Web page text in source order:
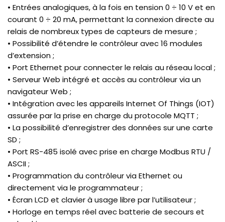
• Entrées analogiques, à la fois en tension 0 ÷ 10 V et en
courant 0 ÷ 20 mA, permettant la connexion directe au
relais de nombreux types de capteurs de mesure ;
• Possibilité d’étendre le contrôleur avec 16 modules
d’extension ;
• Port Ethernet pour connecter le relais au réseau local ;
• Serveur Web intégré et accès au contrôleur via un
navigateur Web ;
• Intégration avec les appareils Internet Of Things (IOT)
assurée par la prise en charge du protocole MQTT ;
• La possibilité d’enregistrer des données sur une carte
SD ;
• Port RS-485 isolé avec prise en charge Modbus RTU /
ASCII ;
• Programmation du contrôleur via Ethernet ou
directement via le programmateur ;
• Écran LCD et clavier à usage libre par l’utilisateur ;
• Horloge en temps réel avec batterie de secours et